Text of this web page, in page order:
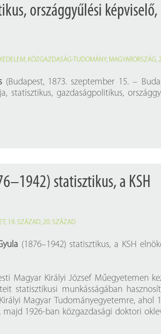
országgyűlési képviselő,
, KÖZGAZDASÁG-TUDOMÁNY, MAGYARORSZÁG,
(Budapest, 1873. szeptember 15. –
statisztikus, gazdaságpolitikus,
statisztikus, a KSH
, 19. SZÁZAD,20. SZÁZAD
(1876–1942) statisztikus, a KSH
Magyar Királyi József Műegyetemen
statisztikusi munkásságában
Magyar Tudományegyetemre, ahol
1926-ban közgazdasági doktori